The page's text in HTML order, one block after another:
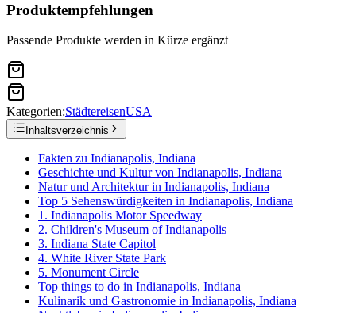
Produktempfehlungen
Passende Produkte werden in Kürze ergänzt
Kategorien:StädtereisenUSA
Inhaltsverzeichnis
Fakten zu Indianapolis, Indiana
Geschichte und Kultur von Indianapolis, Indiana
Natur und Architektur in Indianapolis, Indiana
Top 5 Sehenswürdigkeiten in Indianapolis, Indiana
1. Indianapolis Motor Speedway
2. Children's Museum of Indianapolis
3. Indiana State Capitol
4. White River State Park
5. Monument Circle
Top things to do in Indianapolis, Indiana
Kulinarik und Gastronomie in Indianapolis, Indiana